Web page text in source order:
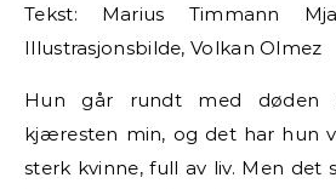
Tekst: Marius Timmann Mjaaland | Foto:
Illustrasjonsbilde, Volkan Olmez
Hun går rundt med døden
kjæresten min, og det har hun
sterk kvinne, full av liv. Men det